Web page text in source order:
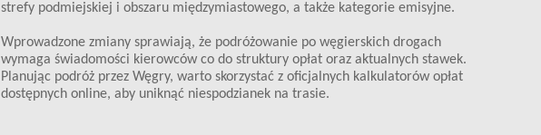
strefy podmiejskiej i obszaru międzymiastowego, a także kategorie emisyjne.
Wprowadzone zmiany sprawiają, że podróżowanie po węgierskich drogach
wymaga świadomości kierowców co do struktury opłat oraz aktualnych stawek.
Planując podróż przez Węgry, warto skorzystać z oficjalnych kalkulatorów opłat
dostępnych online, aby uniknąć niespodzianek na trasie.